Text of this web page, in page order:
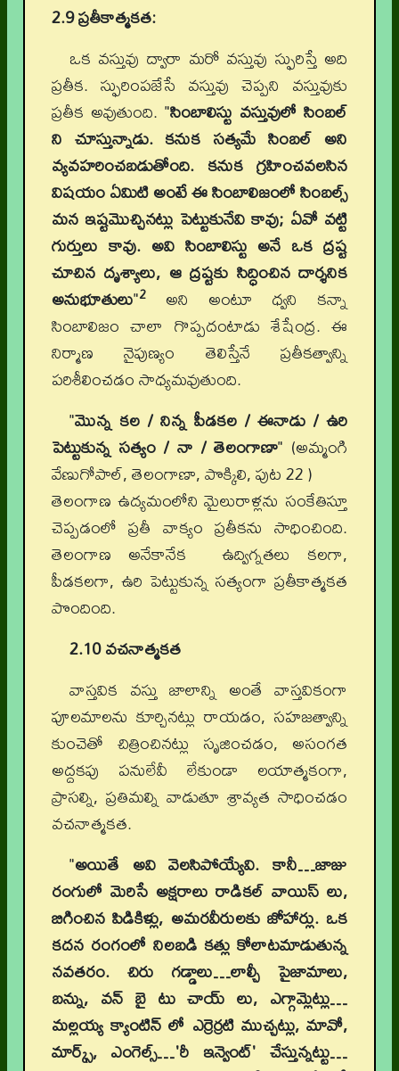
2.9 ప్రతీకాత్మకత:
ఒక వస్తువు ద్వారా మరో వస్తువు స్ఫురిస్తే అది
ప్రతీక. స్ఫురింపజేసే వస్తువు చెప్పని వస్తువుకు
ప్రతీక అవుతుంది. "సింబాలిస్టు వస్తువులో సింబల్
ని చూస్తున్నాడు. కనుక సత్యమే సింబల్ అని
వ్యవహరించబడుతోంది. కనుక గ్రహించవలసిన
విషయం ఏమిటి అంటే ఈ సింబాలిజంలో సింబల్స్
మన ఇష్టమొచ్చినట్లు పెట్టుకునేవి కావు; ఏవో వట్టి
గుర్తులు కావు. అవి సింబాలిస్టు అనే ఒక ద్రష్ట
చూచిన దృశ్యాలు, ఆ ద్రష్టకు సిద్ధించిన దార్శనిక
అనుభూతులు"2
అని అంటూ ధ్వని కన్నా
సింబాలిజం చాలా గొప్పదంటాడు శేషేంద్ర. ఈ
నిర్మాణ నైపుణ్యం తెలిస్తేనే ప్రతీకత్వాన్ని
పరిశీలించడం సాధ్యమవుతుంది.
"మొన్న కల / నిన్న పీడకల / ఈనాడు / ఉరి
పెట్టుకున్న సత్యం / నా / తెలంగాణా" (అమ్మంగి
వేణుగోపాల్, తెలంగాణా, పొక్కిలి, పుట 22 )
తెలంగాణ ఉద్యమంలోని మైలురాళ్లను సంకేతిస్తూ
చెప్పడంలో ప్రతీ వాక్యం ప్రతీకను సాధించింది.
తెలంగాణ అనేకానేక ఉద్విగ్నతలు కలగా,
పీడకలగా, ఉరి పెట్టుకున్న సత్యంగా ప్రతీకాత్మకత
పొందింది.
2.10 వచనాత్మకత
వాస్తవిక వస్తు జాలాన్ని అంతే వాస్తవికంగా
పూలమాలను కూర్చినట్లు రాయడం, సహజత్వాన్ని
కుంచెతో చిత్రించినట్లు సృజించడం, అసంగత
అద్దకపు పనులేవీ లేకుండా లయాత్మకంగా,
ప్రాసల్ని, ప్రతిమల్ని వాడుతూ శ్రావ్యత సాధించడం
వచనాత్మకత.
"అయితే అవి వెలసిపోయ్యేవి. కానీ…జాజు
రంగులో మెరిసే అక్షరాలు రాడికల్ వాయిస్ లు,
బిగించిన పిడికిళ్లు, అమరవీరులకు జోహార్లు. ఒక
కదన రంగంలో నిలబడి కత్లు కోలాటమాడుతున్న
నవతరం. చిరు గడ్డాలు…లాల్చీ పైజామాలు,
బన్ను, వన్ బై టు చాయ్ లు, ఎగ్గామ్లెట్లు…
మల్లయ్య క్యాంటిన్ లో ఎర్రెర్రటి ముచ్చట్లు, మావో,
మార్క్స్, ఎంగెల్స్…'రీ ఇన్వెంట్' చేస్తున్నట్టు…